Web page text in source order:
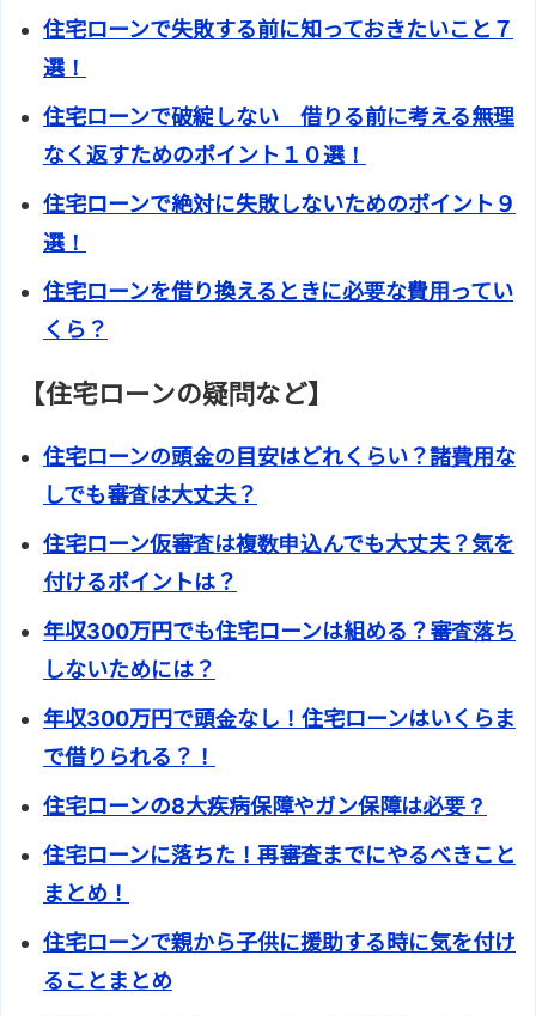
住宅ローンで失敗する前に知っておきたいこと７
選！
住宅ローンで破綻しない 借りる前に考える無理
なく返すためのポイント１０選！
住宅ローンで絶対に失敗しないためのポイント９
選！
住宅ローンを借り換えるときに必要な費用ってい
くら？
【住宅ローンの疑問など】
住宅ローンの頭金の目安はどれくらい？諸費用な
しでも審査は大丈夫？
住宅ローン仮審査は複数申込んでも大丈夫？気を
付けるポイントは？
年収300万円でも住宅ローンは組める？審査落ち
しないためには？
年収300万円で頭金なし！住宅ローンはいくらま
で借りられる？！
住宅ローンの8大疾病保障やガン保障は必要？
住宅ローンに落ちた！再審査までにやるべきこと
まとめ！
住宅ローンで親から子供に援助する時に気を付け
ることまとめ